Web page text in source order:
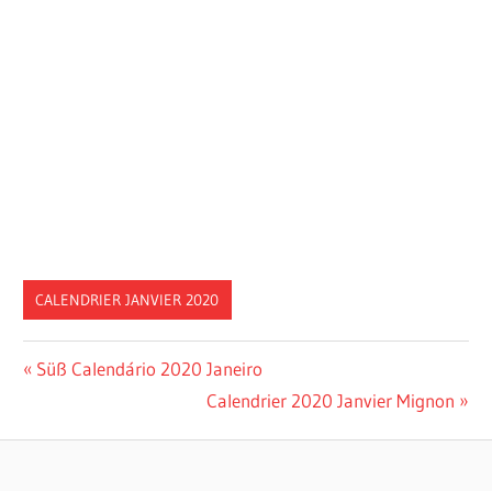
CALENDRIER JANVIER 2020
Post
Previous
Süß Calendário 2020 Janeiro
Next
Calendrier 2020 Janvier Mignon